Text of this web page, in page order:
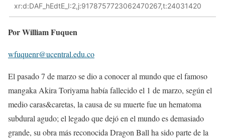
xr:d:DAF_hEdtE_I:2,j:9178757723062470267,t:24031420
Por William Fuquen
wfuquenr@ucentral.edu.co
El pasado 7 de marzo se dio a conocer al mundo que el famoso
mangaka Akira Toriyama había fallecido el 1 de marzo, según el
medio caras&caretas, la causa de su muerte fue un hematoma
subdural agudo; el legado que dejó en el mundo es demasiado
grande, su obra más reconocida Dragon Ball ha sido parte de la